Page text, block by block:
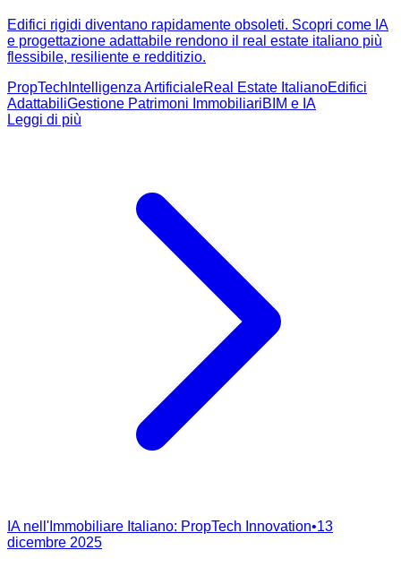
Edifici rigidi diventano rapidamente obsoleti. Scopri come IA
e progettazione adattabile rendono il real estate italiano più
flessibile, resiliente e redditizio.
PropTech Intelligenza ArtificialeReal Estate ItalianoEdifici
AdattabiliGestione Patrimoni ImmobiliariBIM e IA
Leggi di più
IA nell'Immobiliare Italiano: PropTech Innovation•13
dicembre 2025